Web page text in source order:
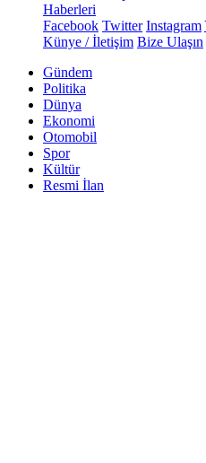
Haberleri
Facebook Twitter Instagram
Künye / İletişim Bize Ulaşın
Gündem
Politika
Dünya
Ekonomi
Otomobil
Spor
Kültür
Resmi İlan